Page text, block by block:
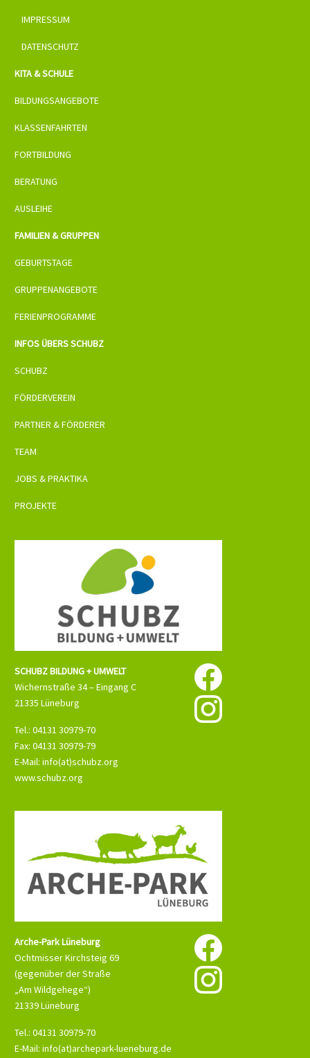
IMPRESSUM
DATENSCHUTZ
KITA & SCHULE
BILDUNGSANGEBOTE
KLASSENFAHRTEN
FORTBILDUNG
BERATUNG
AUSLEIHE
FAMILIEN & GRUPPEN
GEBURTSTAGE
GRUPPENANGEBOTE
FERIENPROGRAMME
INFOS ÜBERS SCHUBZ
SCHUBZ
FÖRDERVEREIN
PARTNER & FÖRDERER
TEAM
JOBS & PRAKTIKA
PROJEKTE
SCHUBZ BILDUNG + UMWELT
Wichernstraße 34 – Eingang C
21335 Lüneburg
Tel.: 04131 30979-70
Fax: 04131 30979-79
E-Mail: info(at)schubz.org
www.schubz.org
Arche-Park Lüneburg
Ochtmisser Kirchsteig 69
(gegenüber der Straße
„Am Wildgehege“)
21339 Lüneburg
Tel.: 04131 30979-70
E-Mail: info(at)archepark-lueneburg.de